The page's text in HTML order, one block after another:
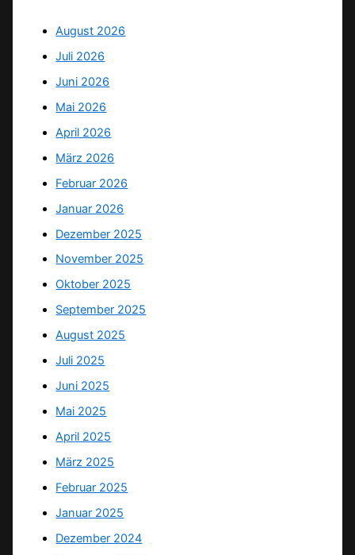
August 2026
Juli 2026
Juni 2026
Mai 2026
April 2026
März 2026
Februar 2026
Januar 2026
Dezember 2025
November 2025
Oktober 2025
September 2025
August 2025
Juli 2025
Juni 2025
Mai 2025
April 2025
März 2025
Februar 2025
Januar 2025
Dezember 2024